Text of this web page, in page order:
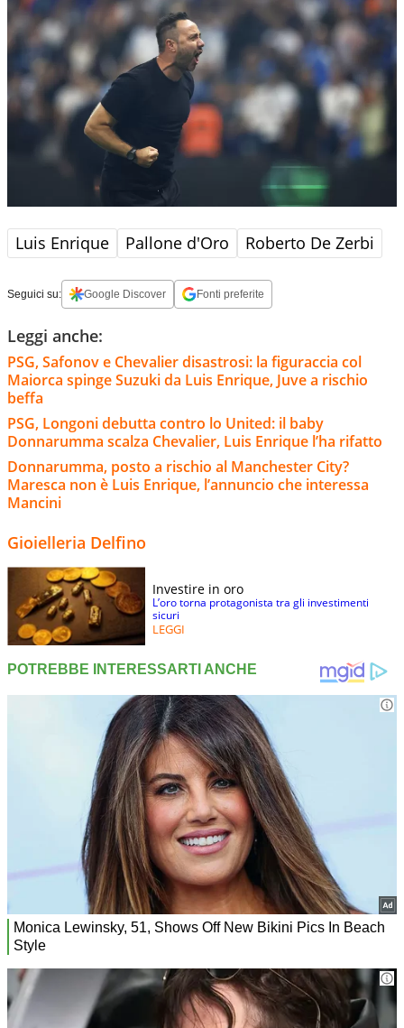
Luis Enrique Pallone d'Oro Roberto De Zerbi
Seguici su: Google Discover Fonti preferite
Leggi anche:
PSG, Safonov e Chevalier disastrosi: la figuraccia col
Maiorca spinge Suzuki da Luis Enrique, Juve a rischio
beffa
PSG, Longoni debutta contro lo United: il baby
Donnarumma scalza Chevalier, Luis Enrique l’ha rifatto
Donnarumma, posto a rischio al Manchester City?
Maresca non è Luis Enrique, l’annuncio che interessa
Mancini
Gioielleria Delfino
Investire in oro
L’oro torna protagonista tra gli investimenti
sicuri
LEGGI